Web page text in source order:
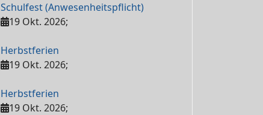
Schulfest (Anwesenheitspflicht)
19 Okt. 2026;
Herbstferien
19 Okt. 2026;
Herbstferien
19 Okt. 2026;